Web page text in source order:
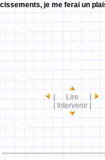
je me ferai un
| Lire |
| Intervenir |